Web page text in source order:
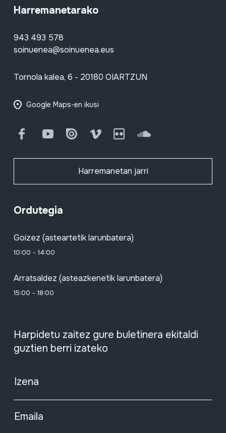
Harremanetarako
943 493 578
soinuenea@soinuenea.eus
Tornola kalea, 6 - 20180 OIARTZUN
Google Maps-en ikusi
FacebookYoutube Issuu Vimeo Flickr SoundCloud
Harremanetan jarri
Ordutegia
Goizez (asteartetik larunbatera)
10:00 - 14:00
Arratsaldez (asteazkenetik larunbatera)
15:00 - 18:00
Harpidetu zaitez gure buletinera ekitaldi
guztien berri izateko
Izena
Emaila